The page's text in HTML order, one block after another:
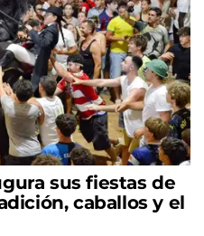
sus fiestas de
caballos y el